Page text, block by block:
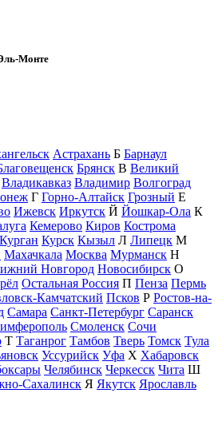
Монте
Астрахань Б Барнаул
Брянск В Великий
Владикавказ Владимир Волгоград
Г Горно-Алтайск Грозный Е
Ижевск Иркутск Й Йошкар-Ола К
Кемерово Киров Кострома
Курган Курск Кызыл Л Липецк М
Махачкала Москва Мурманск Н
Новгород Новосибирск О
Остальная Россия П Пенза Пермь
Камчатский Псков Р Ростов-на-
Самара Санкт-Петербург Саранск
Смоленск Сочи
Т Таганрог Тамбов Тверь Томск Тула
Уссурийск Уфа Х Хабаровск
Челябинск Черкесск Чита Ш
Сахалинск Я Якутск Ярославль